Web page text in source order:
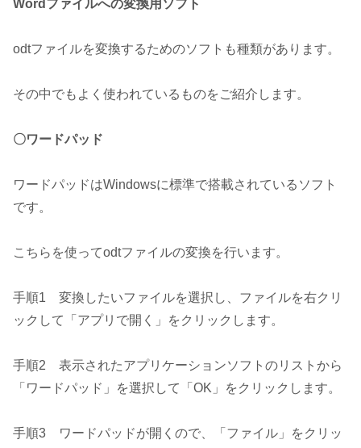
Wordファイルへの変換用ソフト
odtファイルを変換するためのソフトも種類があります。
その中でもよく使われているものをご紹介します。
〇ワードパッド
ワードパッドはWindowsに標準で搭載されているソフト
です。
こちらを使ってodtファイルの変換を行います。
手順1 変換したいファイルを選択し、ファイルを右クリ
ックして「アプリで開く」をクリックします。
手順2 表示されたアプリケーションソフトのリストから
「ワードパッド」を選択して「OK」をクリックします。
手順3 ワードパッドが開くので、「ファイル」をクリッ